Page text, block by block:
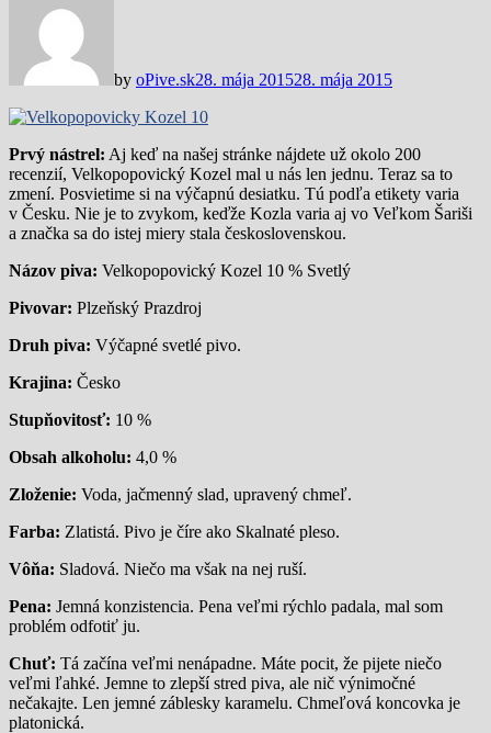
by oPive.sk28. mája 201528. mája 2015
Prvý nástrel: Aj keď na našej stránke nájdete už okolo 200
recenzií, Velkopopovický Kozel mal u nás len jednu. Teraz sa to
zmení. Posvietime si na výčapnú desiatku. Tú podľa etikety varia
v Česku. Nie je to zvykom, keďže Kozla varia aj vo Veľkom Šariši
a značka sa do istej miery stala československou.
Názov piva: Velkopopovický Kozel 10 % Svetlý
Pivovar: Plzeňský Prazdroj
Druh piva: Výčapné svetlé pivo.
Krajina: Česko
Stupňovitosť: 10 %
Obsah alkoholu: 4,0 %
Zloženie: Voda, jačmenný slad, upravený chmeľ.
Farba: Zlatistá. Pivo je číre ako Skalnaté pleso.
Vôňa: Sladová. Niečo ma však na nej ruší.
Pena: Jemná konzistencia. Pena veľmi rýchlo padala, mal som
problém odfotiť ju.
Chuť: Tá začína veľmi nenápadne. Máte pocit, že pijete niečo
veľmi ľahké. Jemne to zlepší stred piva, ale nič výnimočné
nečakajte. Len jemné záblesky karamelu. Chmeľová koncovka je
platonická.